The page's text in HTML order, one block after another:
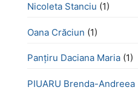
Nicoleta Stanciu (1)
Oana Crăciun (1)
Panțiru Daciana Maria (1)
PIUARU Brenda-Andreea